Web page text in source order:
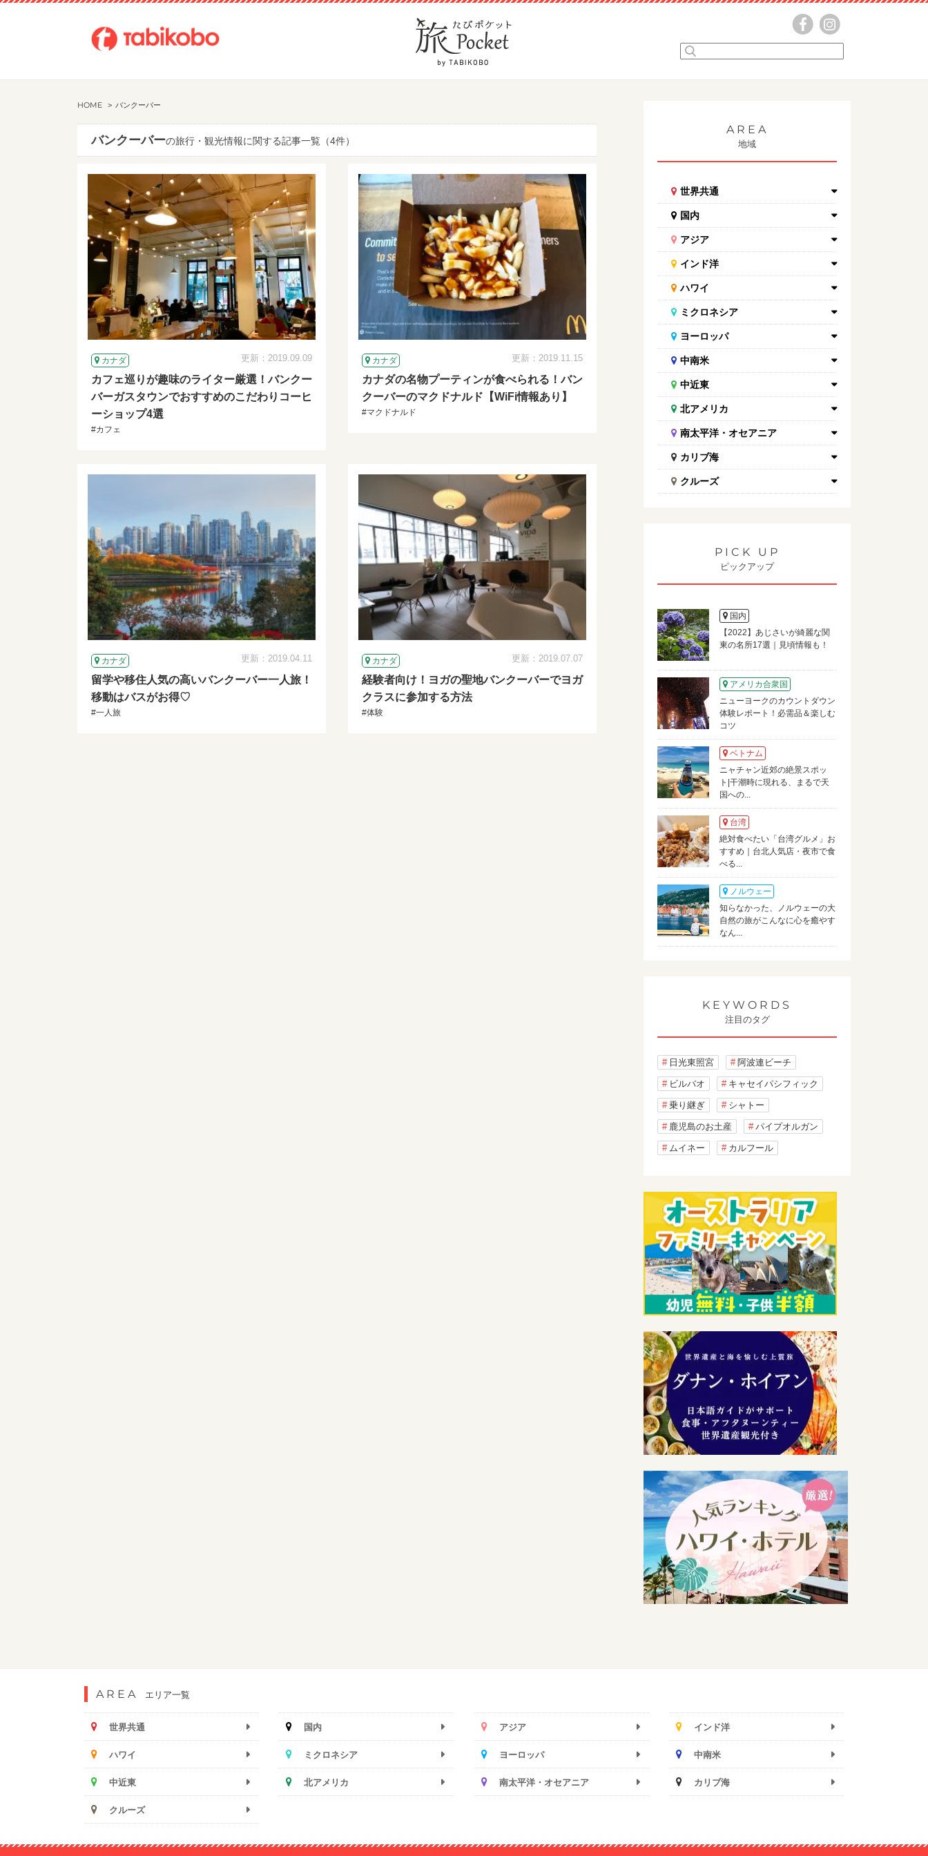
HOME バンクーバー
バンクーバーの旅行・観光情報に関する記事一覧（4件）
カナダ 更新：2019.09.09
カフェ巡りが趣味のライター厳選！バンクー
バーガスタウンでおすすめのこだわりコーヒ
ーショップ4選
#カフェ
カナダ 更新：2019.11.15
カナダの名物プーティンが食べられる！バン
クーバーのマクドナルド【WiFi情報あり】
#マクドナルド
カナダ 更新：2019.04.11
留学や移住人気の高いバンクーバー一人旅！
移動はバスがお得♡
#一人旅
カナダ 更新：2019.07.07
経験者向け！ヨガの聖地バンクーバーでヨガ
クラスに参加する方法
#体験
AREA
地域
世界共通
国内
アジア
インド洋
ハワイ
ミクロネシア
ヨーロッパ
中南米
中近東
北アメリカ
南太平洋・オセアニア
カリブ海
クルーズ
PICK UP
ピックアップ
国内
【2022】あじさいが綺麗な関
東の名所17選｜見頃情報も！
アメリカ合衆国
ニューヨークのカウントダウン
体験レポート！必需品＆楽しむ
コツ
ベトナム
ニャチャン近郊の絶景スポッ
ト|干潮時に現れる、まるで天
国への...
台湾
絶対食べたい「台湾グルメ」お
すすめ｜台北人気店・夜市で食
べる...
ノルウェー
知らなかった、ノルウェーの大
自然の旅がこんなに心を癒やす
なん...
KEYWORDS
注目のタグ
日光東照宮 阿波連ビーチ
ビルバオ キャセイパシフィック
乗り継ぎ シャトー
鹿児島のお土産 パイプオルガン
ムイネー カルフール
AREA エリア一覧
世界共通 国内 アジア インド洋
ハワイ ミクロネシア ヨーロッパ 中南米
中近東 北アメリカ 南太平洋・オセアニア カリブ海
クルーズ